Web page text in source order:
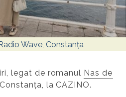
Wave, Constanța
legat de romanul Nas de
la CAZINO.